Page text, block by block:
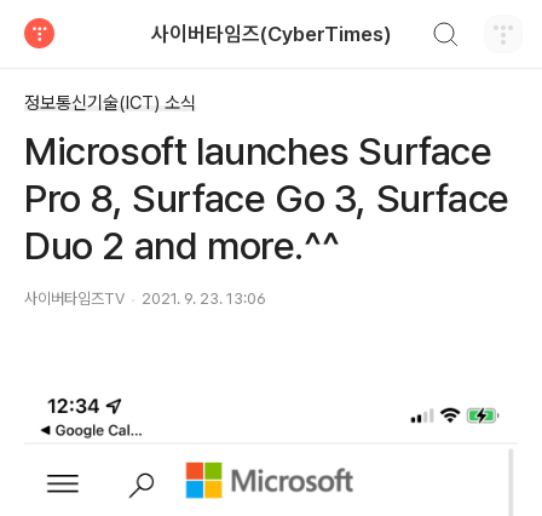
사이버타임즈(CyberTimes)
정보통신기술(ICT) 소식
Microsoft launches Surface
Pro 8, Surface Go 3, Surface
Duo 2 and more.^^
사이버타임즈TV 2021. 9. 23. 13:06